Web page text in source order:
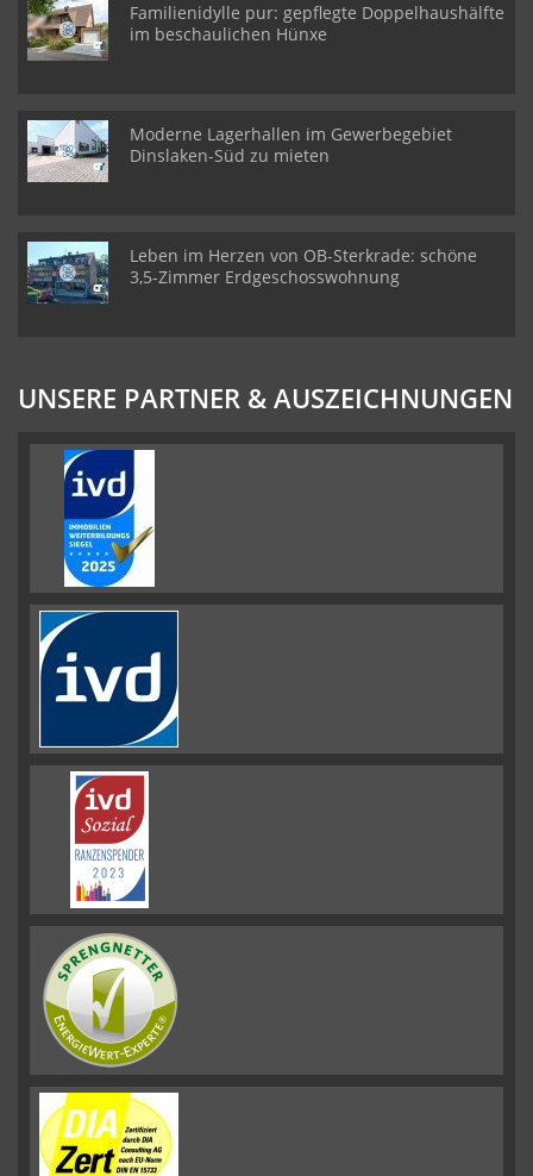
Familienidylle pur: gepflegte Doppelhaushälfte
im beschaulichen Hünxe
Moderne Lagerhallen im Gewerbegebiet
Dinslaken-Süd zu mieten
Leben im Herzen von OB-Sterkrade: schöne
3,5-Zimmer Erdgeschosswohnung
UNSERE PARTNER & AUSZEICHNUNGEN